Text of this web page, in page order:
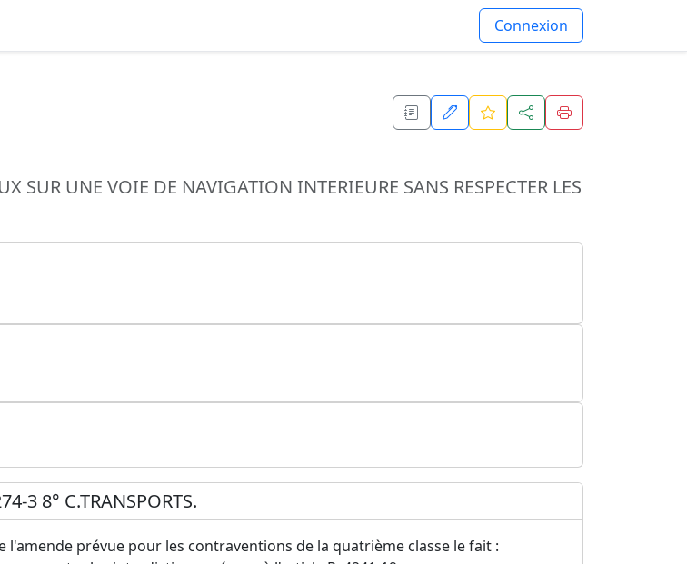
Connexion
SUR UNE VOIE DE NAVIGATION INTERIEURE SANS RESPECTER LES
3 8° C.TRANSPORTS.
l'amende prévue pour les contraventions de la quatrième classe le fait :